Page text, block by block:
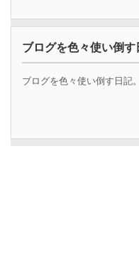
ブログを色々使い倒す
ブログを色々使い倒す日記